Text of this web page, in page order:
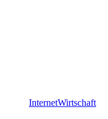
InternetWirtschaft